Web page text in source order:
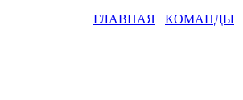
ГЛАВНАЯ КОМАНДЫ